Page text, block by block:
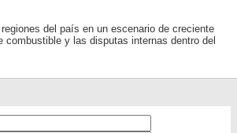
del país en un escenario de creciente
y las disputas internas dentro del